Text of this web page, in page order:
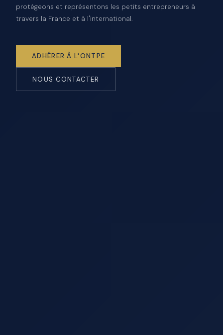
protégeons et représentons les petits entrepreneurs à
travers la France et à l'international.
ADHÉRER À L'ONTPE
NOUS CONTACTER